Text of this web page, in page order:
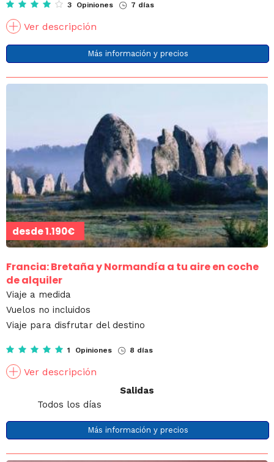
3 Opiniones 7 días
Ver descripción
Más información y precios
desde1.190€
Francia: Bretaña y Normandía a tu aire en coche
de alquiler
Viaje a medida
Vuelos no incluidos
Viaje para disfrutar del destino
1 Opiniones 8 días
Ver descripción
Salidas
Todos los días
Más información y precios